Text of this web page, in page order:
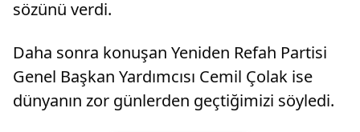
sözünü verdi.
Daha sonra konuşan Yeniden Refah Partisi
Genel Başkan Yardımcısı Cemil Çolak ise
dünyanın zor günlerden geçtiğimizi söyledi.